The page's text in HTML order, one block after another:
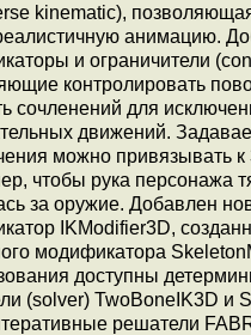
kinematic),
анимацию.
и ограничители
контролировать
сочленений для
движений.
можно привязывать к
чтобы рука персонажа
за оружие. Добавлен
IKModifier3D,
модификатора
доступны
(solver) TwoBoneIK3D и
решатели